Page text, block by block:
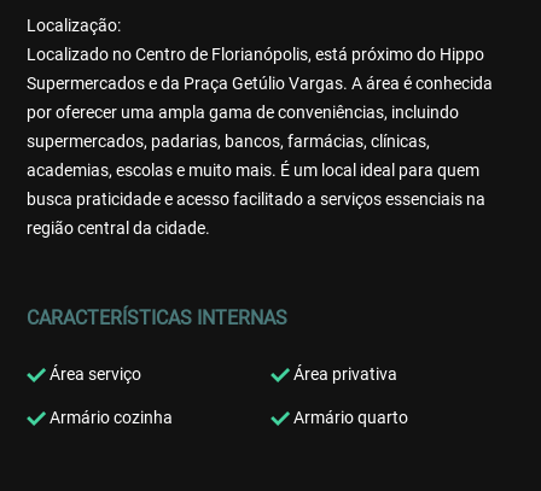
Localização:
Localizado no Centro de Florianópolis, está próximo do Hippo
Supermercados e da Praça Getúlio Vargas. A área é conhecida
por oferecer uma ampla gama de conveniências, incluindo
supermercados, padarias, bancos, farmácias, clínicas,
academias, escolas e muito mais. É um local ideal para quem
busca praticidade e acesso facilitado a serviços essenciais na
região central da cidade.
CARACTERÍSTICAS INTERNAS
Área serviço Área privativa
Armário cozinha Armário quarto